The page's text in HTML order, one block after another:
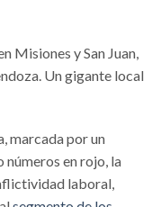
Misiones y San Juan,
Un gigante local
marcada por un
números en rojo, la
laboral,